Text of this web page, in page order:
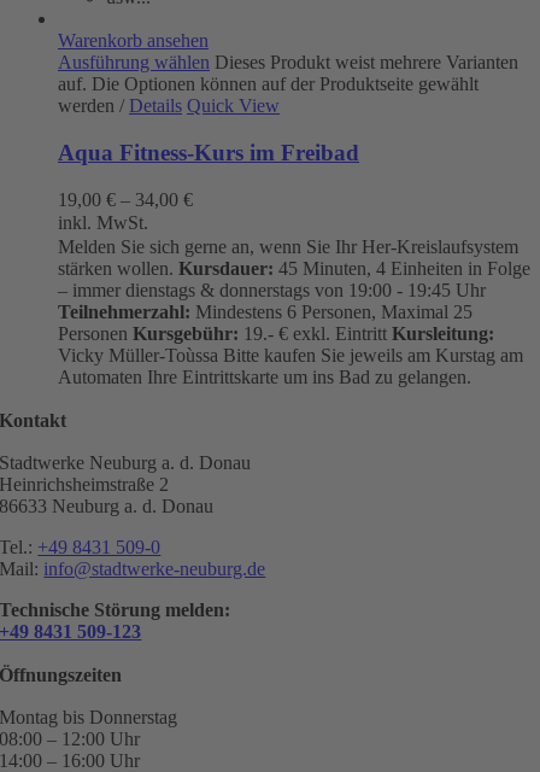
Warenkorb ansehen
Ausführung wählen Dieses Produkt weist mehrere Varianten
auf. Die Optionen können auf der Produktseite gewählt
werden / Details Quick View
Aqua Fitness-Kurs im Freibad
19,00 € – 34,00 €
inkl. MwSt.
Melden Sie sich gerne an, wenn Sie Ihr Her-Kreislaufsystem
stärken wollen. Kursdauer: 45 Minuten, 4 Einheiten in Folge
– immer dienstags & donnerstags von 19:00 - 19:45 Uhr
Teilnehmerzahl: Mindestens 6 Personen, Maximal 25
Personen Kursgebühr: 19.- € exkl. Eintritt Kursleitung:
Vicky Müller-Toùssa Bitte kaufen Sie jeweils am Kurstag am
Automaten Ihre Eintrittskarte um ins Bad zu gelangen.
Kontakt
Stadtwerke Neuburg a. d. Donau
Heinrichsheimstraße 2
86633 Neuburg a. d. Donau
Tel.: +49 8431 509-0
Mail: info@stadtwerke-neuburg.de
Technische Störung melden:
+49 8431 509-123
Öffnungszeiten
Montag bis Donnerstag
08:00 – 12:00 Uhr
14:00 – 16:00 Uhr